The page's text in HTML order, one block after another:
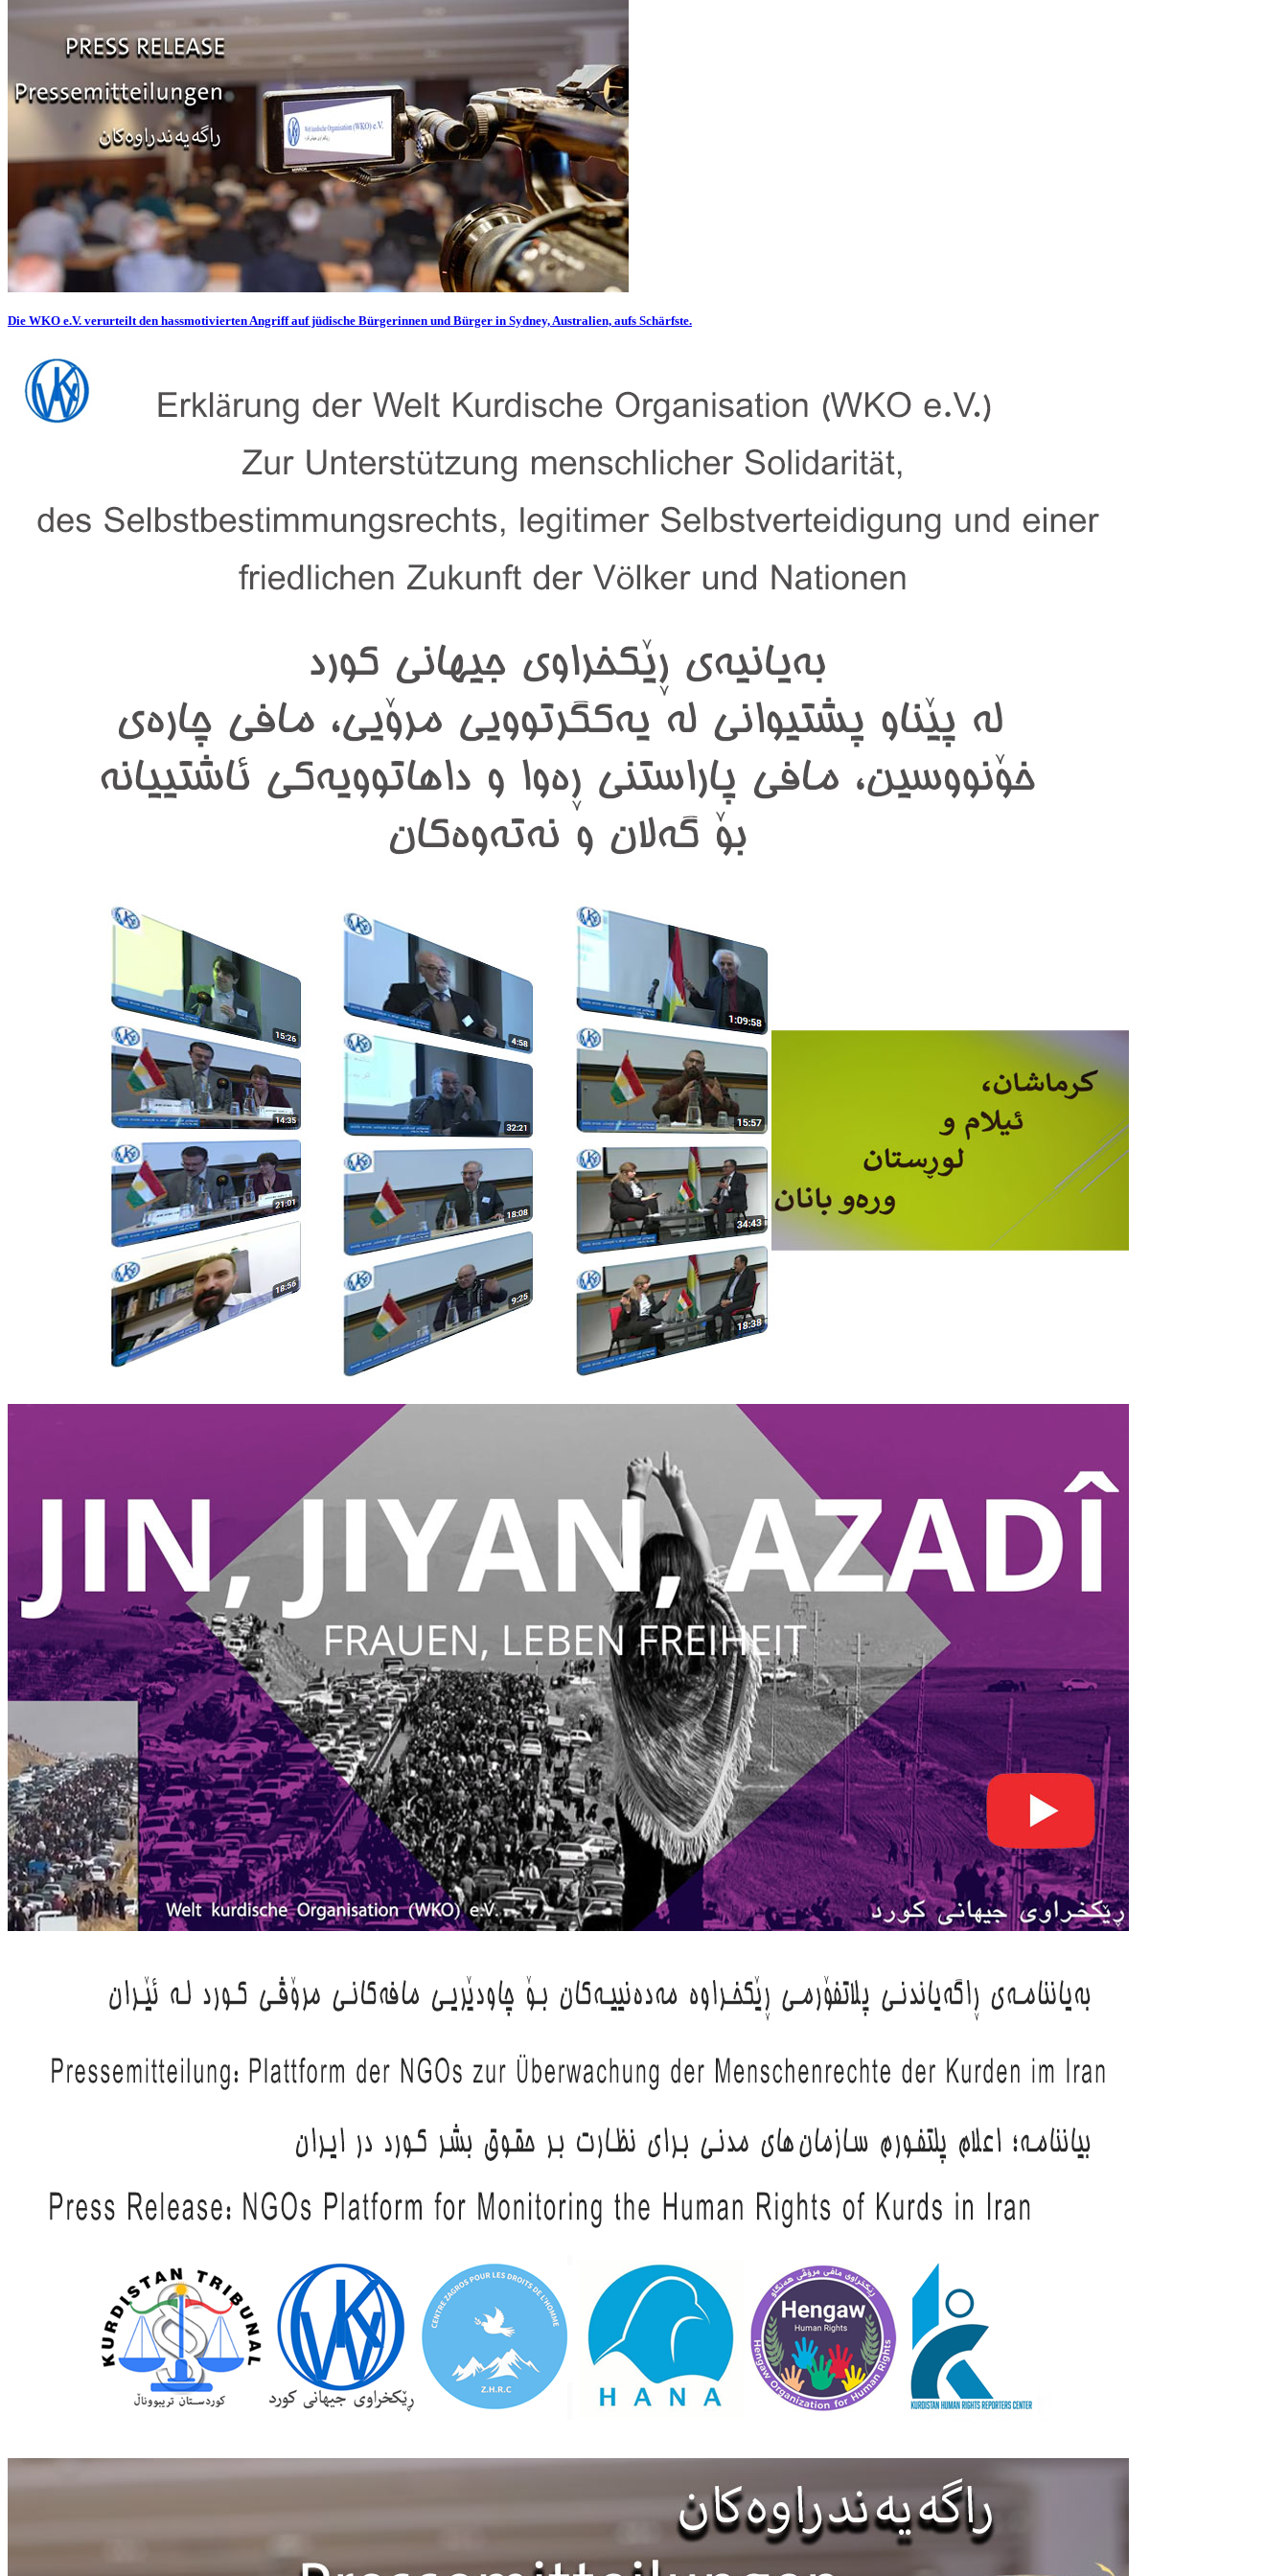
Die WKO e.V. verurteilt den hassmotivierten Angriff auf jüdische Bürgerinnen und Bürger in Sydney, Australien, aufs Schärfste.